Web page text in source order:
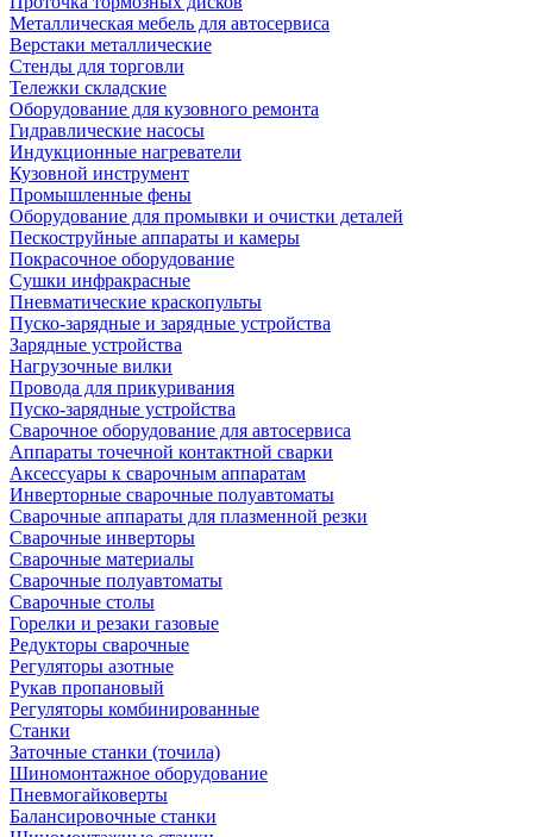
Металлическая мебель для автосервиса
Верстаки металлические
Стенды для торговли
Тележки складские
Оборудование для кузовного ремонта
Гидравлические насосы
Индукционные нагреватели
Кузовной инструмент
Промышленные фены
Оборудование для промывки и очистки деталей
Пескоструйные аппараты и камеры
Покрасочное оборудование
Сушки инфракрасные
Пневматические краскопульты
Пуско-зарядные и зарядные устройства
Зарядные устройства
Нагрузочные вилки
Провода для прикуривания
Пуско-зарядные устройства
Сварочное оборудование для автосервиса
Аппараты точечной контактной сварки
Аксессуары к сварочным аппаратам
Инверторные сварочные полуавтоматы
Сварочные аппараты для плазменной резки
Сварочные инверторы
Сварочные материалы
Сварочные полуавтоматы
Сварочные столы
Горелки и резаки газовые
Редукторы сварочные
Регуляторы азотные
Рукав пропановый
Регуляторы комбинированные
Станки
Заточные станки (точила)
Шиномонтажное оборудование
Пневмогайковерты
Балансировочные станки